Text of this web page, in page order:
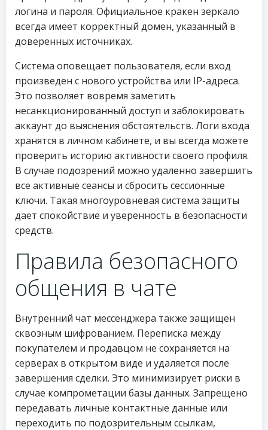
логина и пароля. Официальное кракен зеркало
всегда имеет корректный домен, указанный в
доверенных источниках.
Система оповещает пользователя, если вход
произведен с нового устройства или IP-адреса.
Это позволяет вовремя заметить
несанкционированный доступ и заблокировать
аккаунт до выяснения обстоятельств. Логи входа
хранятся в личном кабинете, и вы всегда можете
проверить историю активности своего профиля.
В случае подозрений можно удаленно завершить
все активные сеансы и сбросить сессионные
ключи. Такая многоуровневая система защиты
дает спокойствие и уверенность в безопасности
средств.
Правила безопасного
общения в чате
Внутренний чат мессенджера также защищен
сквозным шифрованием. Переписка между
покупателем и продавцом не сохраняется на
серверах в открытом виде и удаляется после
завершения сделки. Это минимизирует риски в
случае компрометации базы данных. Запрещено
передавать личные контактные данные или
переходить по подозрительным ссылкам,